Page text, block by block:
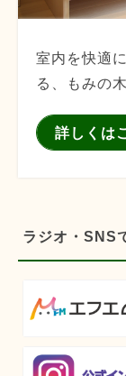
室内を快適
る、もみの
詳しくは
ラジオ・SNS